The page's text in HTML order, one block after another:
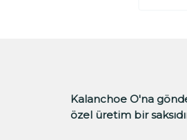
Kalanchoe O'na
özel üretim bir